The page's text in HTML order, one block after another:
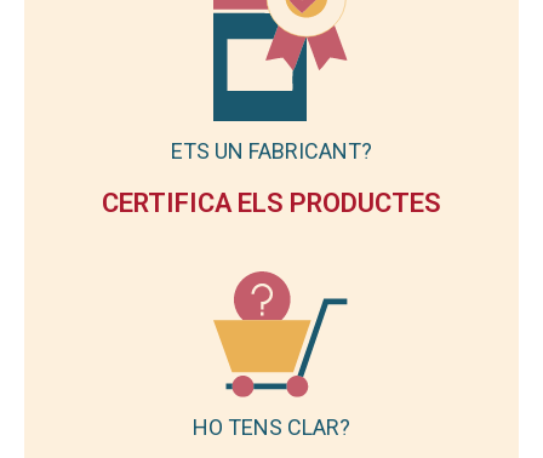
ETS UN FABRICANT?
CERTIFICA ELS PRODUCTES
HO TENS CLAR?